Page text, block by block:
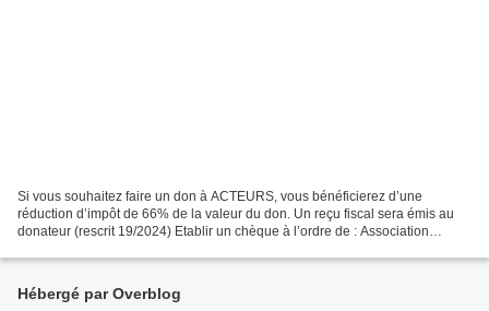
Si vous souhaitez faire un don à ACTEURS, vous bénéficierez d’une
réduction d’impôt de 66% de la valeur du don. Un reçu fiscal sera émis au
donateur (rescrit 19/2024) Etablir un chèque à l’ordre de : Association
Hébergé par Overblog